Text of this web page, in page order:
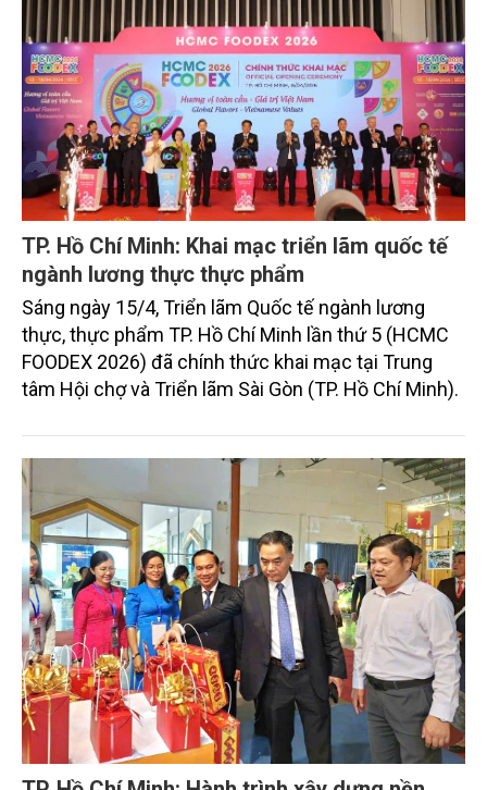
TP. Hồ Chí Minh: Khai mạc triển lãm quốc tế
ngành lương thực thực phẩm
Sáng ngày 15/4, Triển lãm Quốc tế ngành lương
thực, thực phẩm TP. Hồ Chí Minh lần thứ 5 (HCMC
FOODEX 2026) đã chính thức khai mạc tại Trung
tâm Hội chợ và Triển lãm Sài Gòn (TP. Hồ Chí Minh).